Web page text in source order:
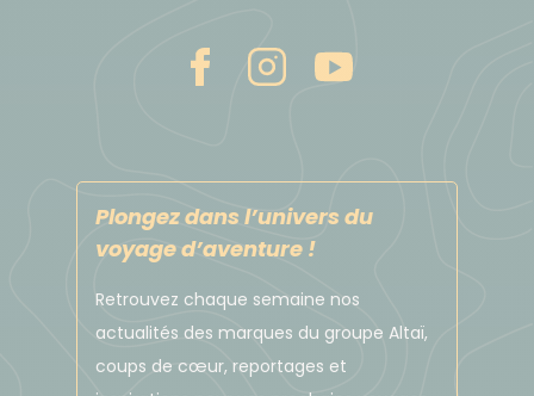
Plongez dans l’univers du
voyage d’aventure !
Retrouvez chaque semaine nos
actualités des marques du groupe Altaï,
coups de cœur, reportages et